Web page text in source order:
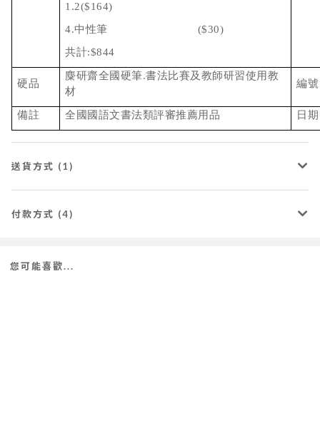
1.2($164)
4.中性筆 ($30)
共計:$844
硬品
麋研齋全國硬筆.書法比賽及教師研習使用教
材
編號
備註 全國國語文書法類評審推薦用品 日期
送貨方式 (1)
付款方式 (4)
您可能喜歡...